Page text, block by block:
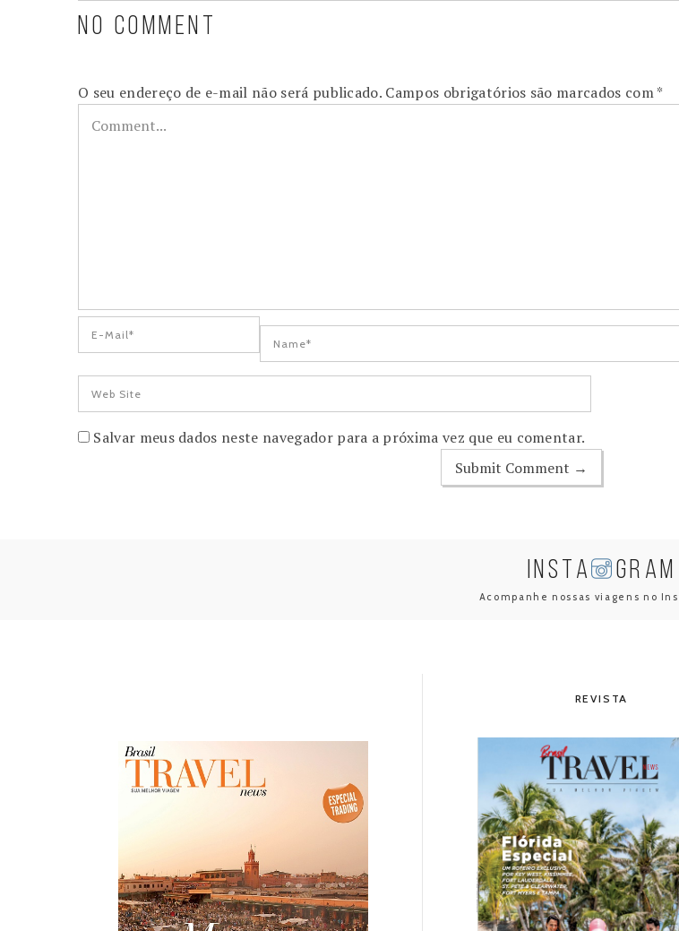
NO COMMENT
O seu endereço de e-mail não será publicado. Campos obrigatórios são marcados com*
Salvar meus dados neste navegador para a próxima vez que eu comentar.
INSTA GRAM
Acompanhe nossas viagens no
REVISTA